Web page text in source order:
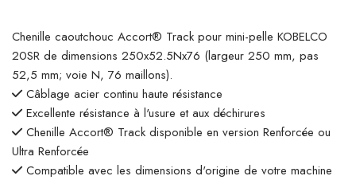
Chenille caoutchouc Accort® Track pour mini-pelle KOBELCO
20SR de dimensions 250x52.5Nx76 (largeur 250 mm, pas
52,5 mm; voie N, 76 maillons).
Câblage acier continu haute résistance
Excellente résistance à l'usure et aux déchirures
Chenille Accort® Track disponible en version Renforcée ou
Ultra Renforcée
Compatible avec les dimensions d'origine de votre machine